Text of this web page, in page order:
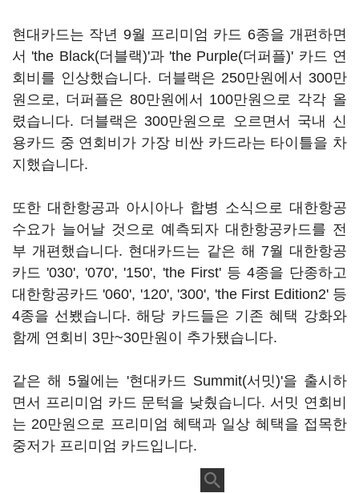
현대카드는 작년 9월 프리미엄 카드 6종을 개편하면
서 'the Black(더블랙)'과 'the Purple(더퍼플)' 카드 연
회비를 인상했습니다. 더블랙은 250만원에서 300만
원으로, 더퍼플은 80만원에서 100만원으로 각각 올
렸습니다. 더블랙은 300만원으로 오르면서 국내 신
용카드 중 연회비가 가장 비싼 카드라는 타이틀을 차
지했습니다.
또한 대한항공과 아시아나 합병 소식으로 대한항공
수요가 늘어날 것으로 예측되자 대한항공카드를 전
부 개편했습니다. 현대카드는 같은 해 7월 대한항공
카드 '030', '070', '150', 'the First' 등 4종을 단종하고
대한항공카드 '060', '120', '300', 'the First Edition2' 등
4종을 선뵀습니다. 해당 카드들은 기존 혜택 강화와
함께 연회비 3만~30만원이 추가됐습니다.
같은 해 5월에는 '현대카드 Summit(서밋)'을 출시하
면서 프리미엄 카드 문턱을 낮췄습니다. 서밋 연회비
는 20만원으로 프리미엄 혜택과 일상 혜택을 접목한
중저가 프리미엄 카드입니다.